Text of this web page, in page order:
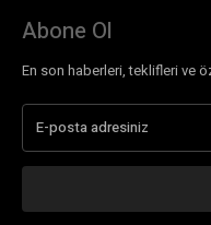
Abone Ol
En son haberleri, teklifleri ve